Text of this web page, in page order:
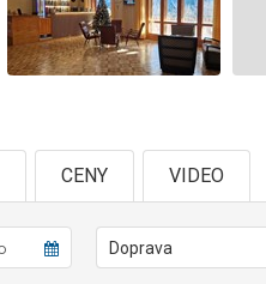
CENY VIDEO
Doprava